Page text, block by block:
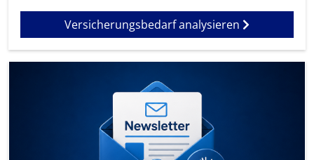
Versicherungsbedarf analysieren